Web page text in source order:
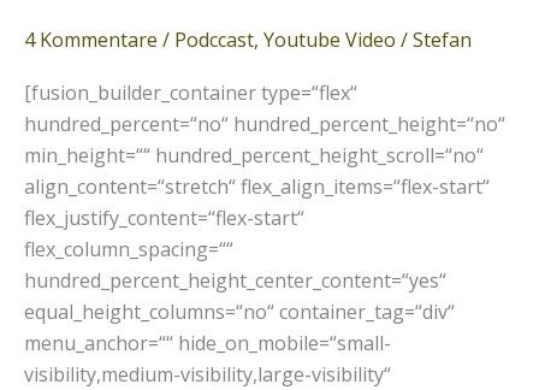
4 Kommentare / Podccast, Youtube Video /Stefan
[fusion_builder_container type=“flex“
hundred_percent=“no“ hundred_percent_height=“no“
min_height=““ hundred_percent_height_scroll=“no“
align_content=“stretch“ flex_align_items=“flex-start“
flex_justify_content=“flex-start“
flex_column_spacing=““
hundred_percent_height_center_content=“yes“
equal_height_columns=“no“ container_tag=“div“
menu_anchor=““ hide_on_mobile=“small-
visibility,medium-visibility,large-visibility“
Fotografie
Podcast